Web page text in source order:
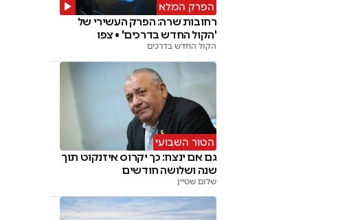
הפרק המלא
רחובות שרה: הפרק העשירי של
'הקול החדש בדרכים' • צפו
הקול החדש בדרכים
הטור השבועי
גם אם ינצח: כך יקרוס איזנקוט תוך
שנה ושלושה חודשים
שלום שטיין